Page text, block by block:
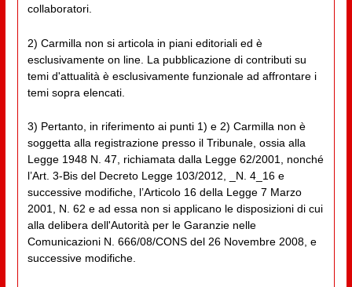
collaboratori.
2) Carmilla non si articola in piani editoriali ed è
esclusivamente on line. La pubblicazione di contributi su
temi d'attualità è esclusivamente funzionale ad affrontare i
temi sopra elencati.
3) Pertanto, in riferimento ai punti 1) e 2) Carmilla non è
soggetta alla registrazione presso il Tribunale, ossia alla
Legge 1948 N. 47, richiamata dalla Legge 62/2001, nonché
l’Art. 3-Bis del Decreto Legge 103/2012, _N. 4_16 e
successive modifiche, l’Articolo 16 della Legge 7 Marzo
2001, N. 62 e ad essa non si applicano le disposizioni di cui
alla delibera dell'Autorità per le Garanzie nelle
Comunicazioni N. 666/08/CONS del 26 Novembre 2008, e
successive modifiche.